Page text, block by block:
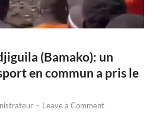
(Bamako): un
en commun a pris le
- Leave a Comment